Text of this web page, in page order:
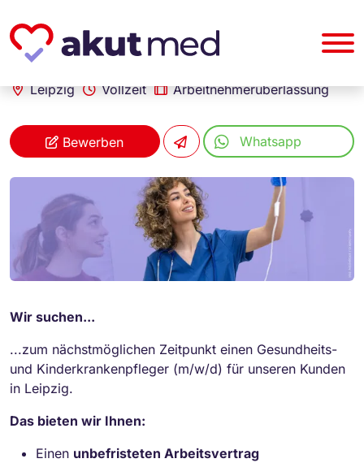
akut... Medizinische Personallogistik GmbH
Gesundheits- und Kinderkrankenpfleger (m/w/d)
Leipzig Vollzeit Arbeitnehmerüberlassung
Bewerben Whatsapp
Wir suchen...
...zum nächstmöglichen Zeitpunkt einen Gesundheits-
und Kinderkrankenpfleger (m/w/d) für unseren Kunden
in Leipzig.
Das bieten wir Ihnen:
Einen unbefristeten Arbeitsvertrag